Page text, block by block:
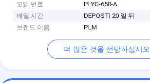
모델 번호
PLYG-650-A
배달 시간
DEPOSTI 20 일 뒤
브랜드 이름
PLM
더 많은 것을 전망하십시오